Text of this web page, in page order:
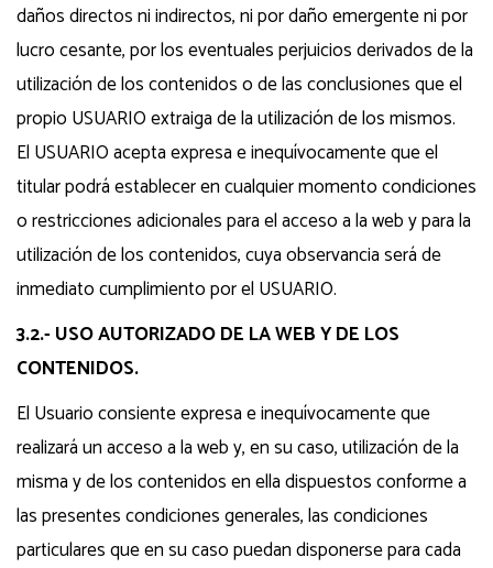
daños directos ni indirectos, ni por daño emergente ni por
lucro cesante, por los eventuales perjuicios derivados de la
utilización de los contenidos o de las conclusiones que el
propio USUARIO extraiga de la utilización de los mismos.
El USUARIO acepta expresa e inequívocamente que el
titular podrá establecer en cualquier momento condiciones
o restricciones adicionales para el acceso a la web y para la
utilización de los contenidos, cuya observancia será de
inmediato cumplimiento por el USUARIO.
3.2.- USO AUTORIZADO DE LA WEB Y DE LOS
CONTENIDOS.
El Usuario consiente expresa e inequívocamente que
realizará un acceso a la web y, en su caso, utilización de la
misma y de los contenidos en ella dispuestos conforme a
las presentes condiciones generales, las condiciones
particulares que en su caso puedan disponerse para cada